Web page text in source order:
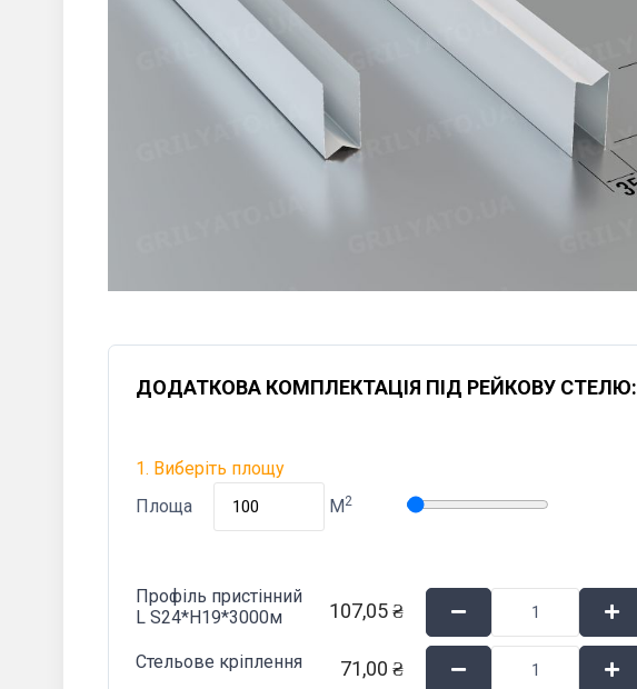
ДОДАТКОВА КОМПЛЕКТАЦІЯ ПІД РЕЙКОВУ СТЕЛЮ:
1. Виберіть площу
Площа
M 2
Профіль пристінний
L S24*Н19*3000м
107,05 ₴
Стельове кріплення 71,00 ₴